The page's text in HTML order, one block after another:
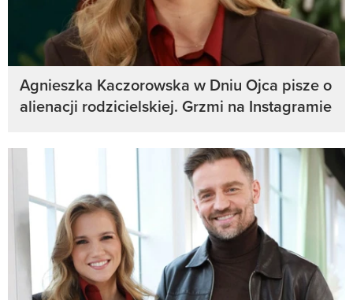
Agnieszka Kaczorowska w Dniu Ojca pisze o
alienacji rodzicielskiej. Grzmi na Instagramie